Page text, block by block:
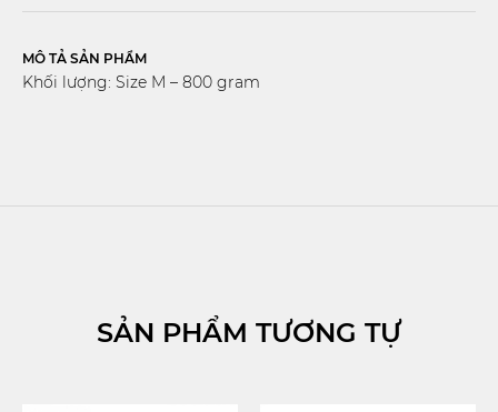
MÔ TẢ SẢN PHẨM
Khối lượng: Size M – 800 gram
SẢN PHẨM TƯƠNG TỰ